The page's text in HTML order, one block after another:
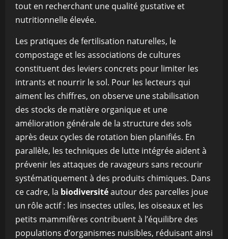
tout en recherchant une qualité gustative et
nutritionnelle élevée.
Les pratiques de fertilisation naturelles, le
compostage et les associations de cultures
constituent des leviers concrets pour limiter les
intrants et nourrir le sol. Pour les lecteurs qui
aiment les chiffres, on observe une stabilisation
des stocks de matière organique et une
amélioration générale de la structure des sols
après deux cycles de rotation bien planifiés. En
parallèle, les techniques de lutte intégrée aident à
prévenir les attaques de ravageurs sans recourir
systématiquement à des produits chimiques. Dans
ce cadre, la biodiversitéautour des parcelles joue
un rôle actif : les insectes utiles, les oiseaux et les
petits mammifères contribuent à l’équilibre des
populations d’organismes nuisibles, réduisant ainsi